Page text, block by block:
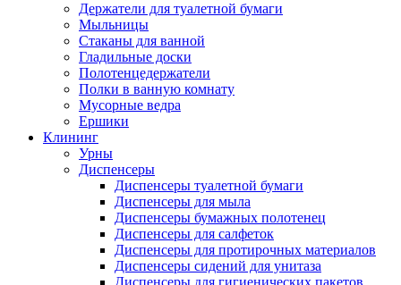
Держатели для туалетной бумаги
Мыльницы
Стаканы для ванной
Гладильные доски
Полотенцедержатели
Полки в ванную комнату
Мусорные ведра
Ершики
Клининг
Урны
Диспенсеры
Диспенсеры туалетной бумаги
Диспенсеры для мыла
Диспенсеры бумажных полотенец
Диспенсеры для салфеток
Диспенсеры для протирочных материалов
Диспенсеры сидений для унитаза
Диспенсеры для гигиенических пакетов